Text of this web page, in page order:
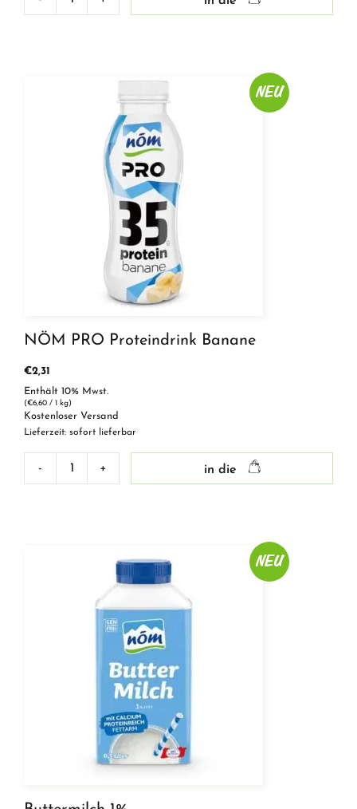
NEU
NÖM PRO Proteindrink Banane
€2,31
Enthält 10% Mwst.
(€6,60 / 1 kg)
Kostenloser Versand
Lieferzeit: sofort lieferbar
- + in die
NEU